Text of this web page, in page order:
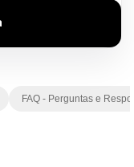
FAQ - Perguntas e